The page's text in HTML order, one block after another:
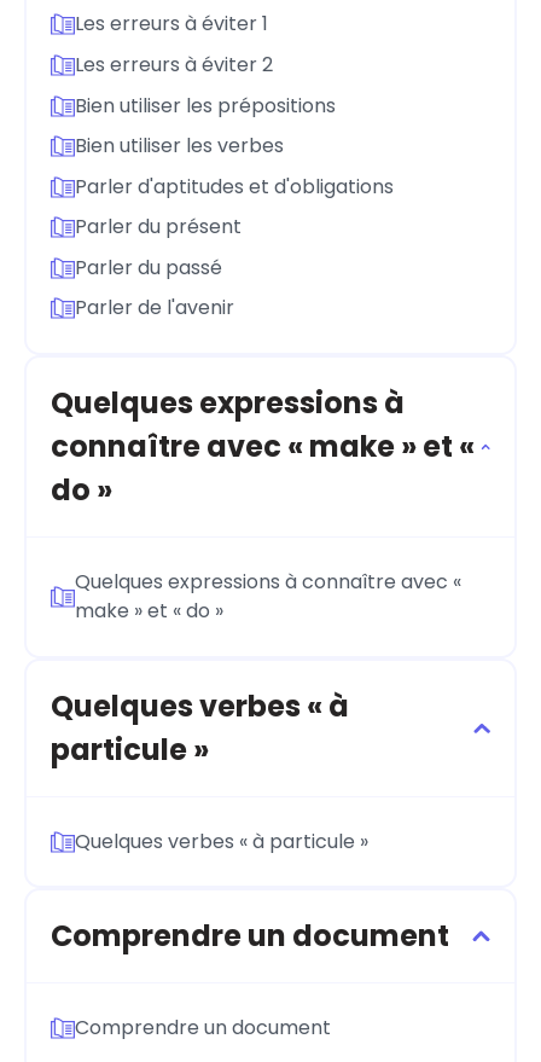
Les erreurs à éviter 1
Les erreurs à éviter 2
Bien utiliser les prépositions
Bien utiliser les verbes
Parler d'aptitudes et d'obligations
Parler du présent
Parler du passé
Parler de l'avenir
Quelques expressions à
connaître avec « make » et «
do »
Quelques expressions à connaître avec «
make » et « do »
Quelques verbes « à
particule »
Quelques verbes « à particule »
Comprendre un document
Comprendre un document